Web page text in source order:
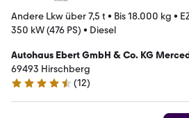
Andere Lkw über 7,5 t • Bis 18.000 kg •
350 kW (476 PS) • Diesel
Autohaus Ebert GmbH & Co. KG
Verkauf und Service
69493 Hirschberg
4.7 Sterne
(12)